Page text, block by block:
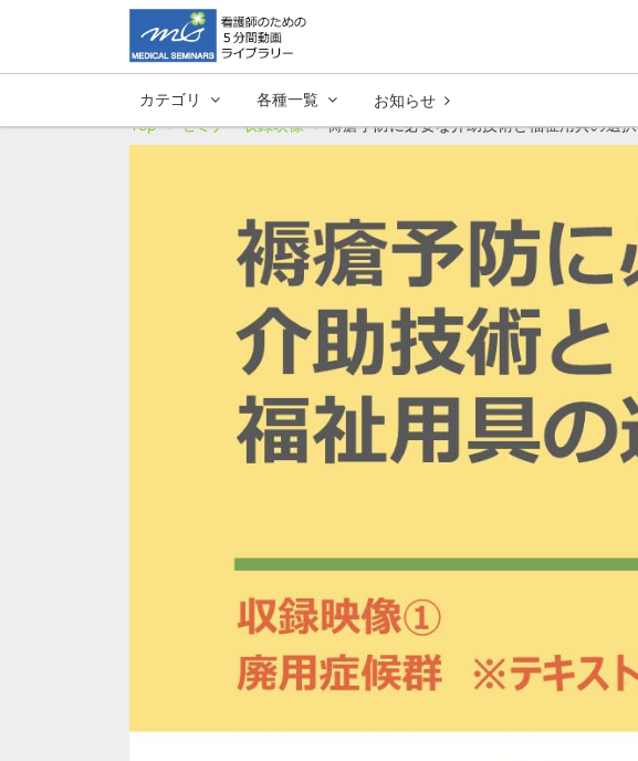
カテゴリ 各種一覧 お知らせ
Top
セミナー収録映像 褥瘡予防に必要な介助技術と福祉用具の選択